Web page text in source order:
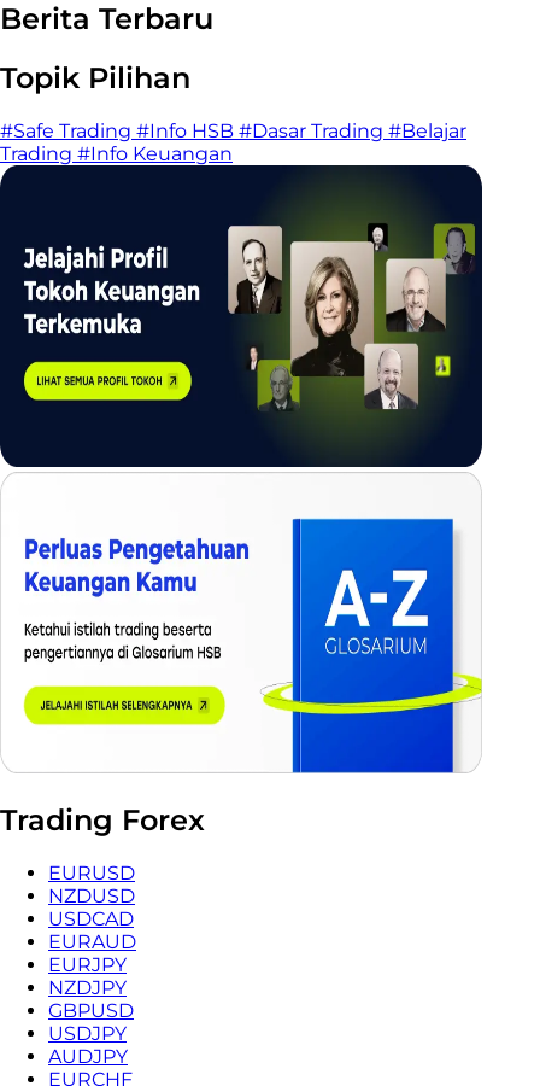
Berita Terbaru
Topik Pilihan
#Safe Trading #Info HSB #Dasar Trading #Belajar
Trading #Info Keuangan
Trading Forex
EURUSD
NZDUSD
USDCAD
EURAUD
EURJPY
NZDJPY
GBPUSD
USDJPY
AUDJPY
EURCHF